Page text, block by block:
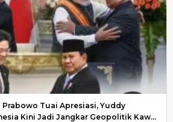
Tuai Apresiasi, Yuddy
Kini Jadi Jangkar Geopolitik Kaw…